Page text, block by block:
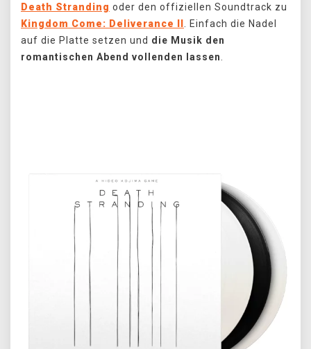
Death Stranding oder den offiziellen Soundtrack zu
Kingdom Come: Deliverance II
. Einfach die Nadel
auf die Platte setzen und die Musik den
romantischen Abend vollenden lassen